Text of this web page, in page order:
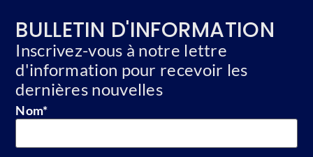
BULLETIN D'INFORMATION
Inscrivez-vous à notre lettre
d'information pour recevoir les
dernières nouvelles
Nom*